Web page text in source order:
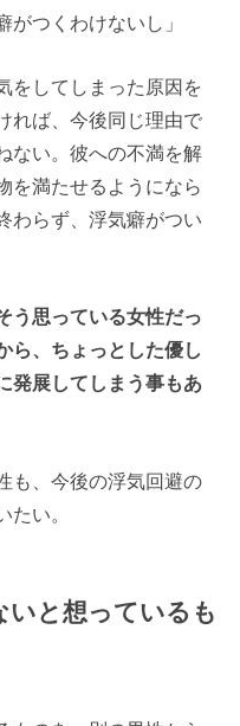
がつくわけないし」
をしてしまった原因を
れば、今後同じ理由で
ない。彼への不満を解
を満たせるようになら
わらず、浮気癖がつい
う思っている女性だっ
ら、ちょっとした優し
発展してしまう事もあ
も、今後の浮気回避の
たい。
いと想っているも